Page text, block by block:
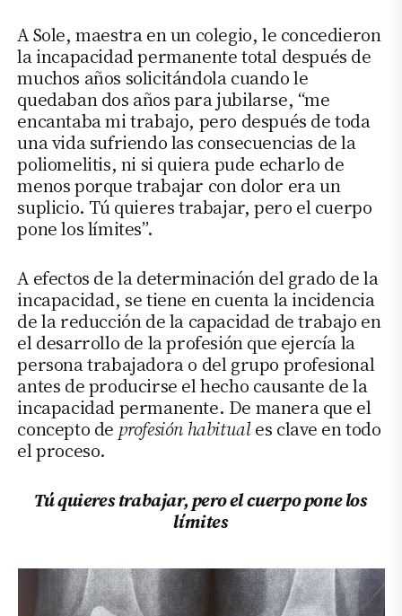
A Sole, maestra en un colegio, le concedieron
la incapacidad permanente total después de
muchos años solicitándola cuando le
quedaban dos años para jubilarse, “me
encantaba mi trabajo, pero después de toda
una vida sufriendo las consecuencias de la
poliomelitis, ni si quiera pude echarlo de
menos porque trabajar con dolor era un
suplicio. Tú quieres trabajar, pero el cuerpo
pone los límites”.
A efectos de la determinación del grado de la
incapacidad, se tiene en cuenta la incidencia
de la reducción de la capacidad de trabajo en
el desarrollo de la profesión que ejercía la
persona trabajadora o del grupo profesional
antes de producirse el hecho causante de la
incapacidad permanente. De manera que el
concepto de profesión habituales clave en todo
el proceso.
Tú quieres trabajar, pero el cuerpo pone los
límites